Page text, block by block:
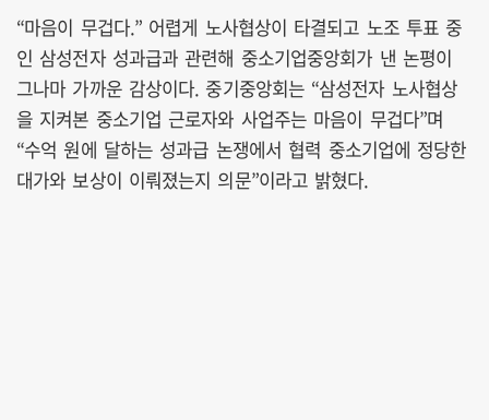
“마음이 무겁다.” 어렵게 노사협상이 타결되고 노조 투표 중
인 삼성전자 성과급과 관련해 중소기업중앙회가 낸 논평이
그나마 가까운 감상이다. 중기중앙회는 “삼성전자 노사협상
을 지켜본 중소기업 근로자와 사업주는 마음이 무겁다”며
“수억 원에 달하는 성과급 논쟁에서 협력 중소기업에 정당한
대가와 보상이 이뤄졌는지 의문”이라고 밝혔다.